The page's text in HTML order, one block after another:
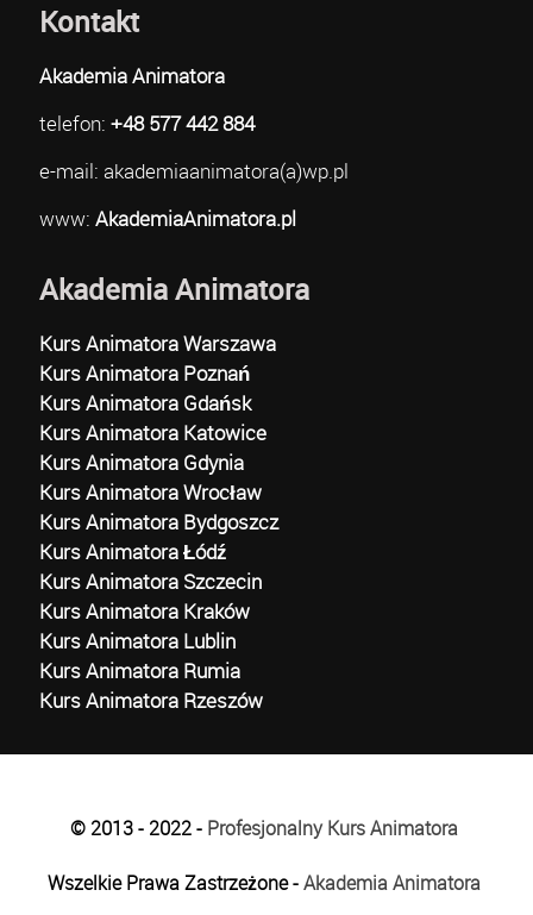
Kontakt
Akademia Animatora
telefon: +48 577 442 884
e-mail: akademiaanimatora(a)wp.pl
www: AkademiaAnimatora.pl
Akademia Animatora
Kurs Animatora Warszawa
Kurs Animatora Poznań
Kurs Animatora Gdańsk
Kurs Animatora Katowice
Kurs Animatora Gdynia
Kurs Animatora Wrocław
Kurs Animatora Bydgoszcz
Kurs Animatora Łódź
Kurs Animatora Szczecin
Kurs Animatora Kraków
Kurs Animatora Lublin
Kurs Animatora Rumia
Kurs Animatora Rzeszów
© 2013 - 2022 - Profesjonalny Kurs Animatora
Wszelkie Prawa Zastrzeżone -Akademia Animatora